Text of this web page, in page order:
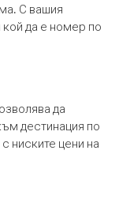
С вашия
да е номер по
да
дестинация по
ниските цени на